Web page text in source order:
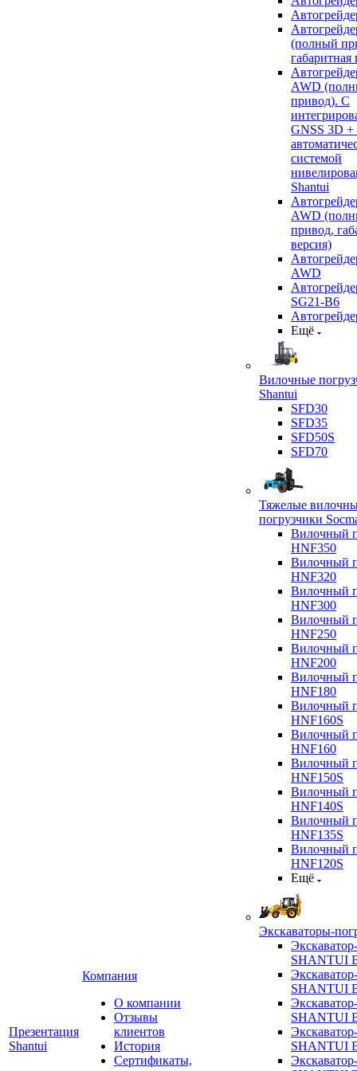
Презентация
Shantui
Компания
О компании
Отзывы
клиентов
История
Сертификаты,
(полный
габаритная
AWD
привод). С
GNSS 3D +
системой
Shantui
AWD
привод,
версия)
AWD
SG21-B6
Ещё
Вилочные
Shantui
SFD30
SFD35
SFD50S
SFD70
Тяжелые
погрузчики
Вилочный
HNF350
Вилочный
HNF320
Вилочный
HNF300
Вилочный
HNF250
Вилочный
HNF200
Вилочный
HNF180
Вилочный
HNF160S
Вилочный
HNF160
Вилочный
HNF150S
Вилочный
HNF140S
Вилочный
HNF135S
Вилочный
HNF120S
Ещё
Экскаваторы-
SHANTUI
SHANTUI
SHANTUI
SHANTUI